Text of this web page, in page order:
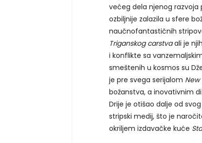
većeg dela njenog razvoja
ozbiljnije zalazila u sfere
naučnofantastičnih
Triganskog carstvaali je
i konflikte sa
smeštenih u kosmos su
je pre svega serijalom New
božanstva, a inovativnim
Drije je otišao dalje od
stripski medij, što je
okriljem izdavačke kuće